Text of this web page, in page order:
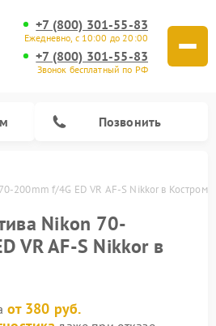
+7 (800) 301-55-83
Ежедневно, с 10:00 до 20:00
+7 (800) 301-55-83
Звонок бесплатный по РФ
Позвонить
200mm f/4G ED VR AF-S Nikkor в Костроме
Nikon 70-
VR AF-S Nikkor в
от 380 руб.